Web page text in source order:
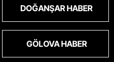
DOĞANŞAR HABER
GÖLOVA HABER